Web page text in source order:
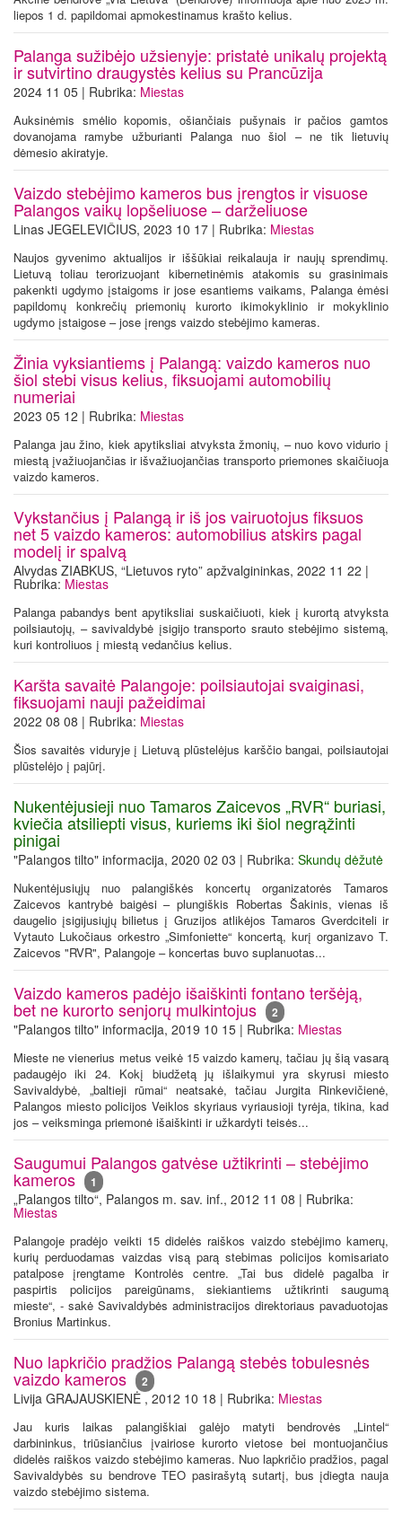
liepos 1 d. papildomai apmokestinamus krašto kelius.
Palanga sužibėjo užsienyje: pristatė unikalų projektą
ir sutvirtino draugystės kelius su Prancūzija
2024 11 05 | Rubrika: Miestas
Auksinėmis smėlio kopomis, ošiančiais pušynais ir pačios gamtos
dovanojama ramybe užburianti Palanga nuo šiol – ne tik lietuvių
dėmesio akiratyje.
Vaizdo stebėjimo kameros bus įrengtos ir visuose
Palangos vaikų lopšeliuose – darželiuose
Linas JEGELEVIČIUS, 2023 10 17 | Rubrika: Miestas
Naujos gyvenimo aktualijos ir iššūkiai reikalauja ir naujų sprendimų.
Lietuvą toliau terorizuojant kibernetinėmis atakomis su grasinimais
pakenkti ugdymo įstaigoms ir jose esantiems vaikams, Palanga ėmėsi
papildomų konkrečių priemonių kurorto ikimokyklinio ir mokyklinio
ugdymo įstaigose – jose įrengs vaizdo stebėjimo kameras.
Žinia vyksiantiems į Palangą: vaizdo kameros nuo
šiol stebi visus kelius, fiksuojami automobilių
numeriai
2023 05 12 | Rubrika: Miestas
Palanga jau žino, kiek apytiksliai atvyksta žmonių, – nuo kovo vidurio į
miestą įvažiuojančias ir išvažiuojančias transporto priemones skaičiuoja
vaizdo kameros.
Vykstančius į Palangą ir iš jos vairuotojus fiksuos
net 5 vaizdo kameros: automobilius atskirs pagal
modelį ir spalvą
Alvydas ZIABKUS, “Lietuvos ryto” apžvalgininkas, 2022 11 22 |
Rubrika: Miestas
Palanga pabandys bent apytiksliai suskaičiuoti, kiek į kurortą atvyksta
poilsiautojų, – savivaldybė įsigijo transporto srauto stebėjimo sistemą,
kuri kontroliuos į miestą vedančius kelius.
Karšta savaitė Palangoje: poilsiautojai svaiginasi,
fiksuojami nauji pažeidimai
2022 08 08 | Rubrika: Miestas
Šios savaitės viduryje į Lietuvą plūstelėjus karščio bangai, poilsiautojai
plūstelėjo į pajūrį.
Nukentėjusieji nuo Tamaros Zaicevos „RVR“ buriasi,
kviečia atsiliepti visus, kuriems iki šiol negrąžinti
pinigai
"Palangos tilto" informacija, 2020 02 03 | Rubrika: Skundų dėžutė
Nukentėjusiųjų nuo palangiškės koncertų organizatorės Tamaros
Zaicevos kantrybė baigėsi – plungiškis Robertas Šakinis, vienas iš
daugelio įsigijusiųjų bilietus į Gruzijos atlikėjos Tamaros Gverdciteli ir
Vytauto Lukočiaus orkestro „Simfoniette“ koncertą, kurį organizavo T.
Zaicevos "RVR", Palangoje – koncertas buvo suplanuotas...
Vaizdo kameros padėjo išaiškinti fontano teršėją,
bet ne kurorto senjorų mulkintojus 2
"Palangos tilto" informacija, 2019 10 15 | Rubrika: Miestas
Mieste ne vienerius metus veikė 15 vaizdo kamerų, tačiau jų šią vasarą
padaugėjo iki 24. Kokį biudžetą jų išlaikymui yra skyrusi miesto
Savivaldybė, „baltieji rūmai“ neatsakė, tačiau Jurgita Rinkevičienė,
Palangos miesto policijos Veiklos skyriaus vyriausioji tyrėja, tikina, kad
jos – veiksminga priemonė išaiškinti ir užkardyti teisės...
Saugumui Palangos gatvėse užtikrinti – stebėjimo
kameros 1
„Palangos tilto“, Palangos m. sav. inf., 2012 11 08 | Rubrika:
Miestas
Palangoje pradėjo veikti 15 didelės raiškos vaizdo stebėjimo kamerų,
kurių perduodamas vaizdas visą parą stebimas policijos komisariato
patalpose įrengtame Kontrolės centre. „Tai bus didelė pagalba ir
paspirtis policijos pareigūnams, siekiantiems užtikrinti saugumą
mieste“, - sakė Savivaldybės administracijos direktoriaus pavaduotojas
Bronius Martinkus.
Nuo lapkričio pradžios Palangą stebės tobulesnės
vaizdo kameros 2
Livija GRAJAUSKIENĖ , 2012 10 18 | Rubrika: Miestas
Jau kuris laikas palangiškiai galėjo matyti bendrovės „Lintel“
darbininkus, triūsiančius įvairiose kurorto vietose bei montuojančius
didelės raiškos vaizdo stebėjimo kameras. Nuo lapkričio pradžios, pagal
Savivaldybės su bendrove TEO pasirašytą sutartį, bus įdiegta nauja
vaizdo stebėjimo sistema.